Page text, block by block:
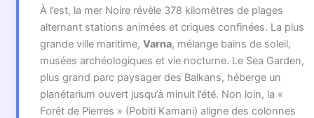
À l’est, la mer Noire révèle 378 kilomètres de plages
alternant stations animées et criques confinées. La plus
grande ville maritime, Varna, mélange bains de soleil,
musées archéologiques et vie nocturne. Le Sea Garden,
plus grand parc paysager des Balkans, héberge un
planétarium ouvert jusqu’à minuit l’été. Non loin, la «
Forêt de Pierres » (Pobiti Kamani) aligne des colonnes